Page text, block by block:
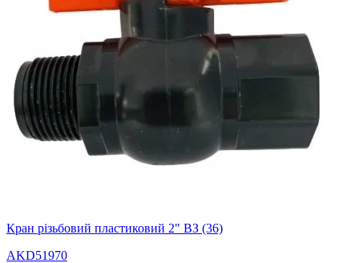
Кран різьбовий пластиковий 2" ВЗ (36)
AKD51970